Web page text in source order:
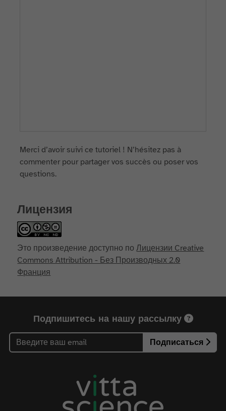
Merci d’avoir suivi ce tutoriel ! N’hésitez pas à
commenter pour partager vos succès ou poser vos
questions.
Лицензия
Это произведение доступно поЛицензии Creative
Commons Attribution - Без Производных 2.0
Франция
Подпишитесь на нашу рассылку
Подписаться